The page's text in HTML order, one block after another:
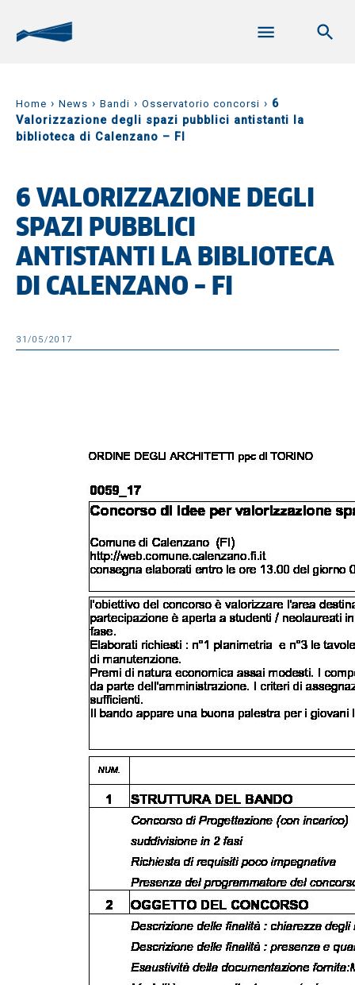
Home › News › Bandi › Osservatorio concorsi › 6
Valorizzazione degli spazi pubblici antistanti la
biblioteca di Calenzano – FI
6 VALORIZZAZIONE DEGLI
SPAZI PUBBLICI
ANTISTANTI LA BIBLIOTECA
DI CALENZANO – FI
31/05/2017